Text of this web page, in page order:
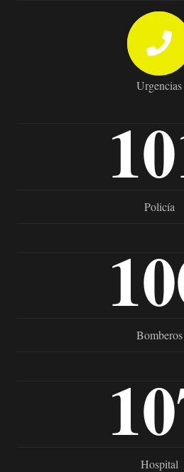
Urgencias
Policía
Bomberos
Hospital